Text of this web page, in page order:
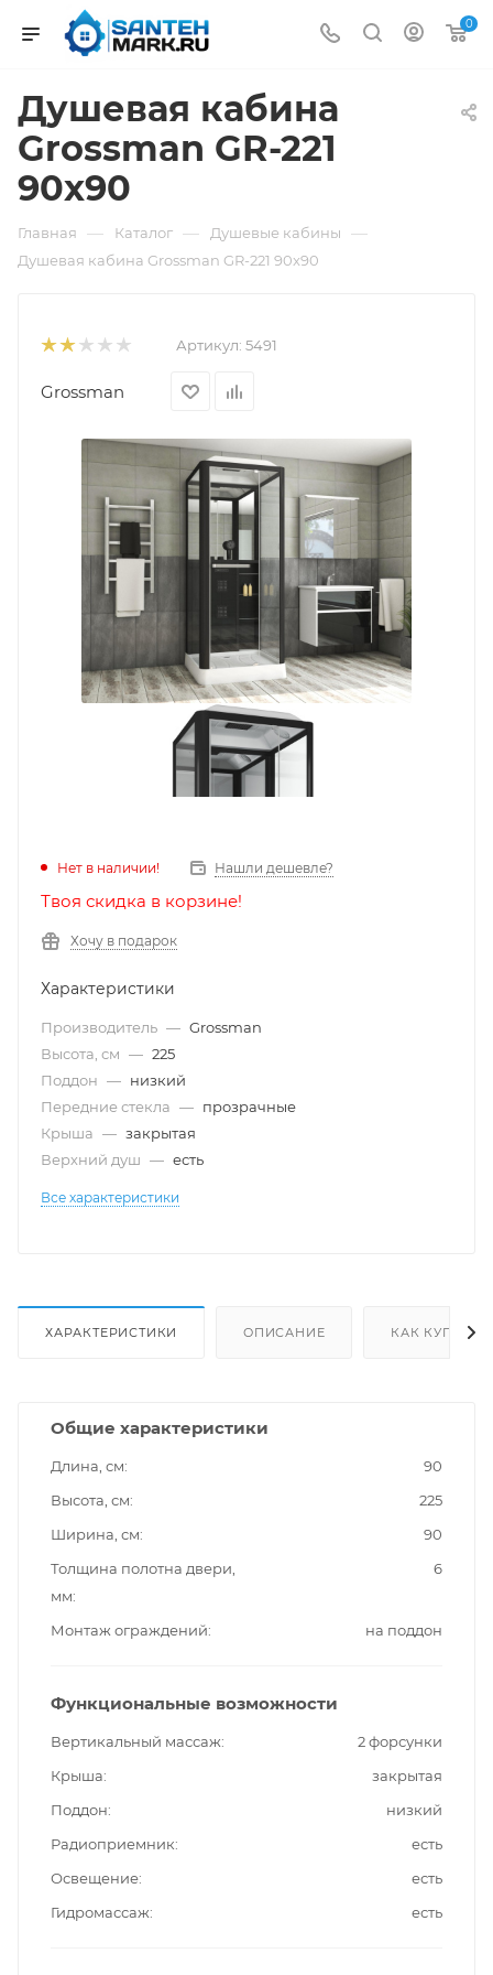
0
Душевая кабина
Grossman GR-221
90x90
Главная — Каталог — Душевые кабины —
Душевая кабина Grossman GR-221 90x90
Артикул: 5491
Grossman
Нет в наличии! Нашли дешевле?
Твоя скидка в корзине!
Хочу в подарок
Характеристики
Производитель — Grossman
Высота, см — 225
Поддон — низкий
Передние стекла — прозрачные
Крыша — закрытая
Верхний душ — есть
Все характеристики
ХАРАКТЕРИСТИКИ ОПИСАНИЕ КАК КУПИТЬ
Общие характеристики
Длина, см
90
Высота, см
225
Ширина, см
90
Толщина полотна двери,
мм
6
Монтаж ограждений на поддон
Функциональные возможности
Вертикальный массаж
2 форсунки
Крыша
закрытая
Поддон
низкий
Радиоприемник
есть
Освещение
есть
Гидромассаж
есть